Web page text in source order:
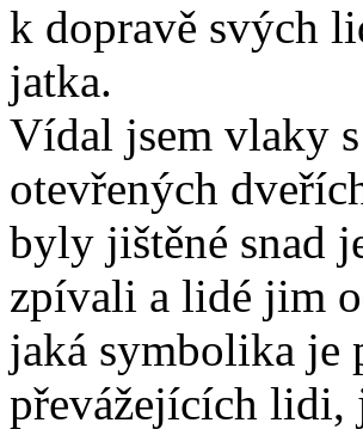
k dopravě svých
jatka.
Vídal jsem vlaky
otevřených
byly jištěné snad
zpívali a lidé jim
jaká symbolika je
převážejících